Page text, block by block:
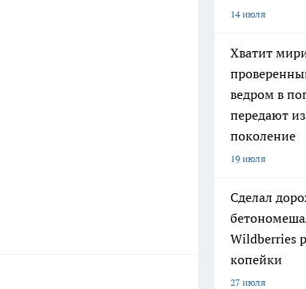
14 июля
Хватит
ведром в
передают
поколение
19 июля
Сделал
Wildberries
копейки
27 июля